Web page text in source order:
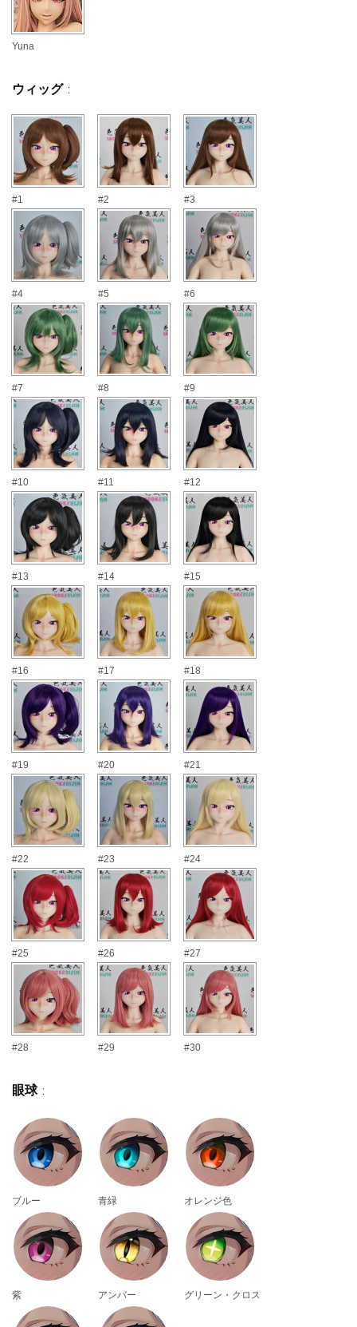
Yuna
ウィッグ :
#1 #2 #3
#4 #5 #6
#7 #8 #9
#10 #11 #12
#13 #14 #15
#16 #17 #18
#19 #20 #21
#22 #23 #24
#25 #26 #27
#28 #29 #30
眼球 :
ブルー 青緑 オレンジ色
紫 アンバー グリーン・クロス